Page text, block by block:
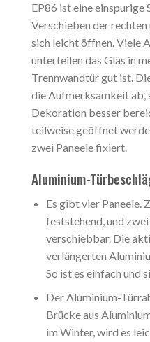
EP86 ist eine einspurige
Verschieben der rechten
sich leicht öffnen. Viele
unterteilen das Glas in
Trennwandtür gut ist.
die Aufmerksamkeit ab,
Dekoration besser
teilweise geöffnet
zwei Paneele fixiert.
Aluminium-
Es gibt vier Paneele.
feststehend, und
verschiebbar. Die
verlängerten
So ist es einfach und
Der Aluminium-
Brücke aus
im Winter, wird es